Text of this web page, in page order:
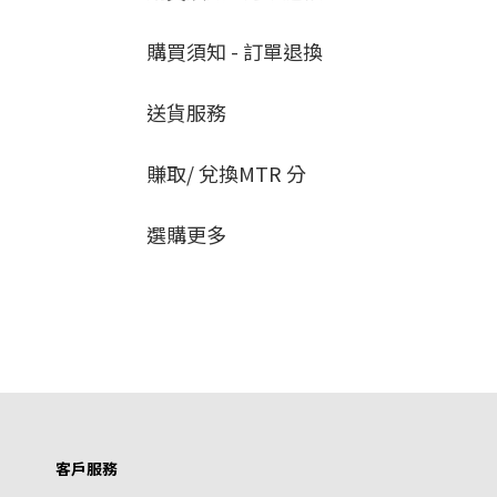
購買須知 - 訂單退換
送貨服務
賺取/ 兌換MTR 分
選購更多
客戶服務